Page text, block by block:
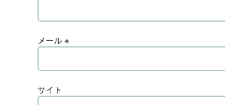
メール ※
サイト